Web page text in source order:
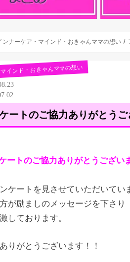
ンナーケア・マインド・おきゃんママの想い
インド・おきゃんママの想い
ートのご協力ありがとうご
ートのご協力ありがとうござい
ケートを見させていただいてい
が励ましのメッセージを下さり
しております。
りがとうございます！！